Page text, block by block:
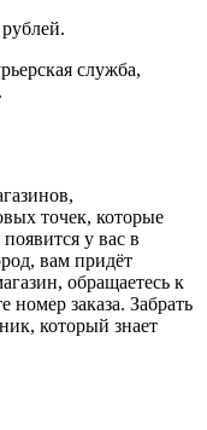
служба,
точек, которые
у вас в
вам придёт
обращаетесь к
номер заказа. Забрать
который знает